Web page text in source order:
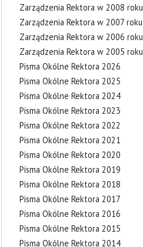
Zarządzenia Rektora w 2008 roku
Zarządzenia Rektora w 2007 roku
Zarządzenia Rektora w 2006 roku
Zarządzenia Rektora w 2005 roku
Pisma Okólne Rektora 2026
Pisma Okólne Rektora 2025
Pisma Okólne Rektora 2024
Pisma Okólne Rektora 2023
Pisma Okólne Rektora 2022
Pisma Okólne Rektora 2021
Pisma Okólne Rektora 2020
Pisma Okólne Rektora 2019
Pisma Okólne Rektora 2018
Pisma Okólne Rektora 2017
Pisma Okólne Rektora 2016
Pisma Okólne Rektora 2015
Pisma Okólne Rektora 2014